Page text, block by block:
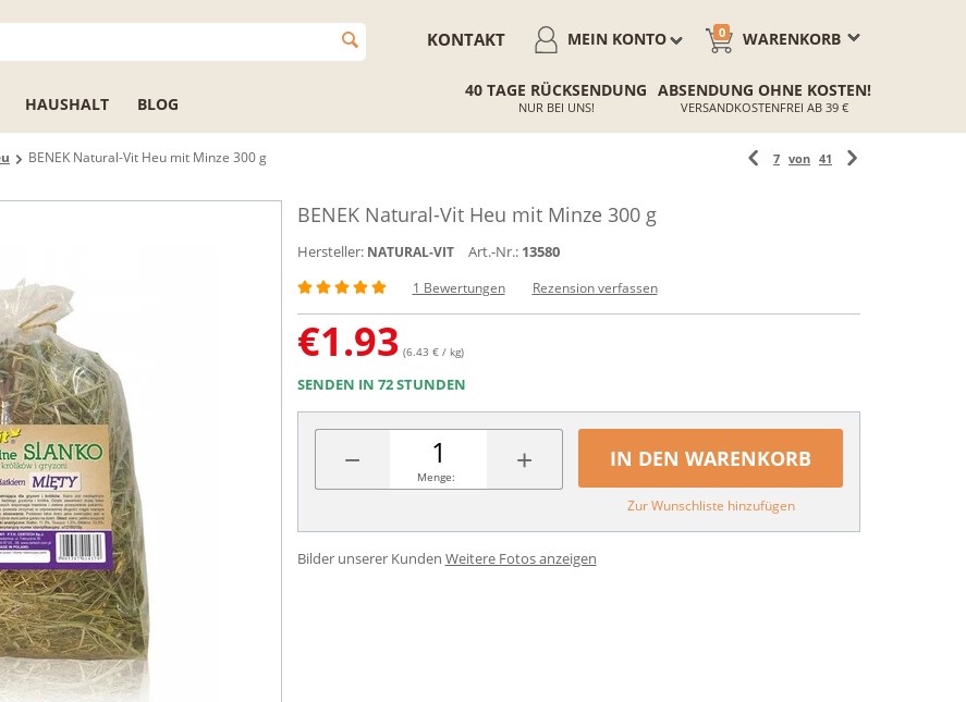
WARENKORB
0
MEIN KONTO
KONTAKT
HAUSHALT BLOG
40 TAGE RÜCKSENDUNG
NUR BEI UNS!
ABSENDUNG OHNE KOSTEN!
VERSANDKOSTENFREI AB 39 €
BENEK Natural-Vit Heu mit Minze 300 g 7 von 41
BENEK Natural-Vit Heu mit Minze 300 g
Hersteller: NATURAL-VIT Art.-Nr.: 13580
1 Bewertungen Rezension verfassen
€1.93 (6.43 € / kg)
SENDEN IN 72 STUNDEN
− +
Menge:
IN DEN WARENKORB
Zur Wunschliste hinzufügen
Bilder unserer Kunden Weitere Fotos anzeigen